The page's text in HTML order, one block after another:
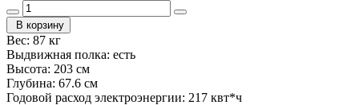
В корзину
Вес: 87 кг
Выдвижная полка: есть
Высота: 203 см
Глубина: 67.6 см
Годовой расход электроэнергии: 217 квт*ч